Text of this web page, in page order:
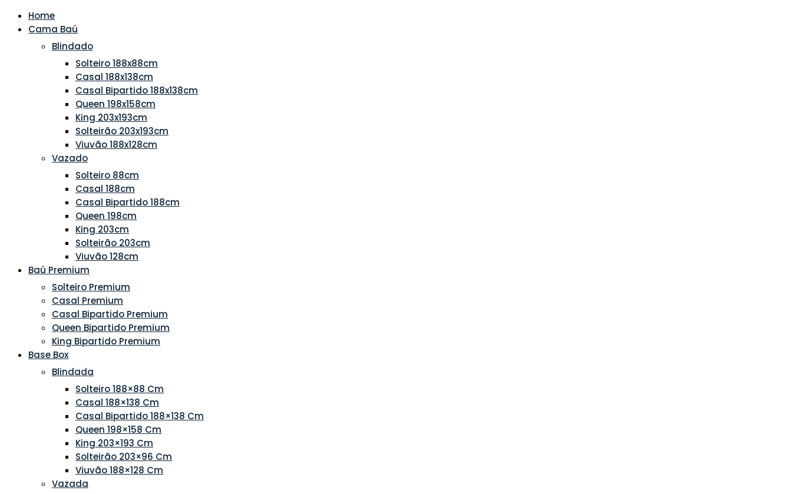
Home
Cama Baú
Blindado
Solteiro 188x88cm
Casal 188x138cm
Casal Bipartido 188x138cm
Queen 198x158cm
King 203x193cm
Solteirão 203x193cm
Viuvão 188x128cm
Vazado
Solteiro 88cm
Casal 188cm
Casal Bipartido 188cm
Queen 198cm
King 203cm
Solteirão 203cm
Viuvão 128cm
Baú Premium
Solteiro Premium
Casal Premium
Casal Bipartido Premium
Queen Bipartido Premium
King Bipartido Premium
Base Box
Blindada
Solteiro 188×88 Cm
Casal 188×138 Cm
Casal Bipartido 188×138 Cm
Queen 198×158 Cm
King 203×193 Cm
Solteirão 203×96 Cm
Viuvão 188×128 Cm
Vazada